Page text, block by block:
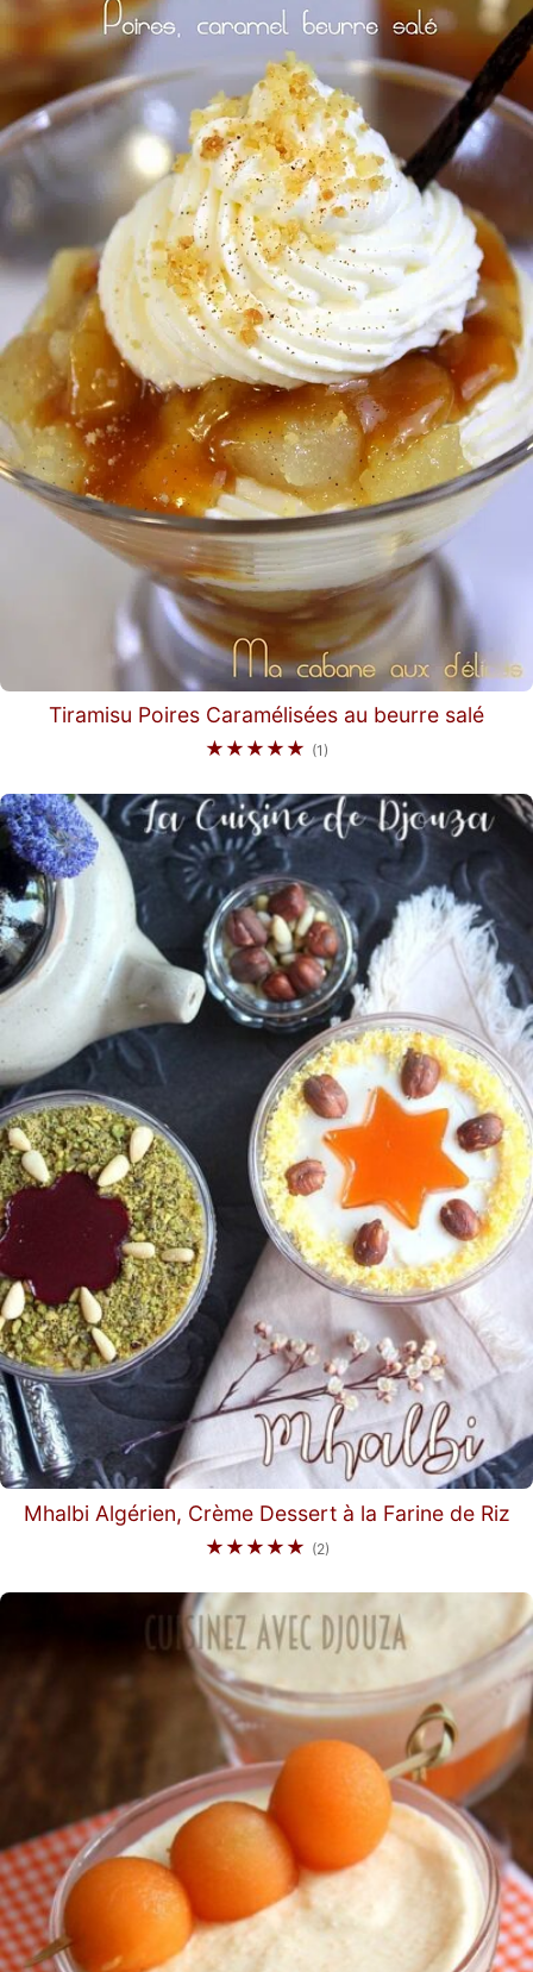
Tiramisu Poires Caramélisées au beurre salé
★★★★★ (1)
Mhalbi Algérien, Crème Dessert à la Farine de Riz
★★★★★ (2)